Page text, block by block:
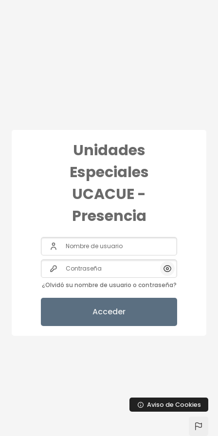
Unidades
Especiales
UCACUE -
Presencia
Nombre de usuario
Contraseña
Mostrar/
¿Olvidó su nombre de usuario o contraseña?
Acceder
Aviso de Cookies